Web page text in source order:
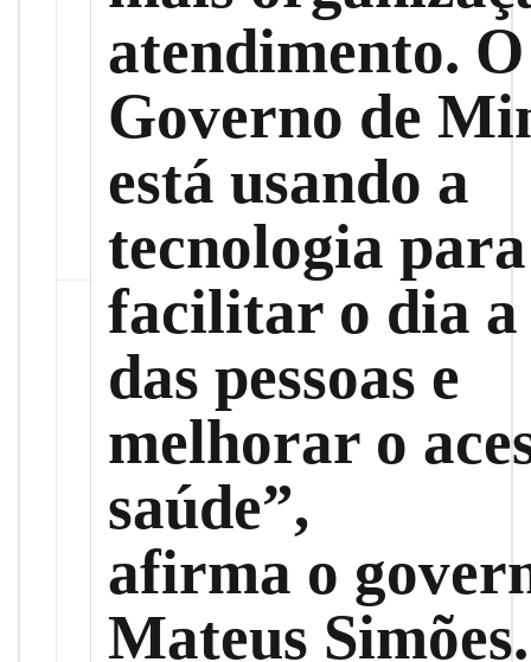
atendimento. O
Governo de
está usando a
tecnologia para
facilitar o dia a
das pessoas e
melhorar o
saúde”,
afirma o
Mateus Simões.